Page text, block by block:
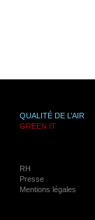
QUALITÉ DE L’AIR
GREEN IT
RH
Presse
Mentions légales